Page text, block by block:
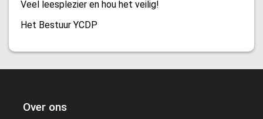
Veel leesplezier en hou het veilig!
Het Bestuur YCDP
Over ons